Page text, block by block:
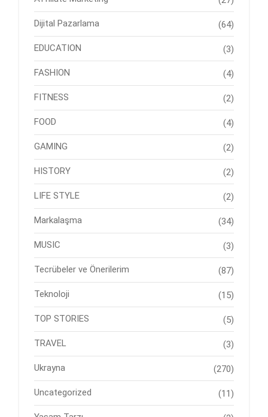
Dijital Pazarlama (64)
EDUCATION (3)
FASHION (4)
FITNESS (2)
FOOD (4)
GAMING (2)
HISTORY (2)
LIFE STYLE (2)
Markalaşma (34)
MUSIC (3)
Tecrübeler ve Önerilerim (87)
Teknoloji (15)
TOP STORIES (5)
TRAVEL (3)
Ukrayna (270)
Uncategorized (11)